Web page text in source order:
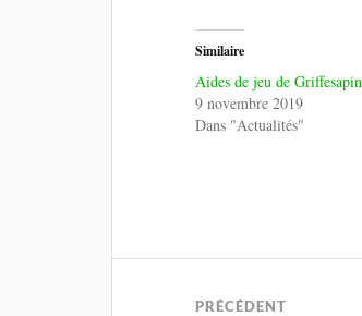
Similaire
Aides de jeu de Griffesapin
9 novembre 2019
Dans "Actualités"
PRÉCÉDENT